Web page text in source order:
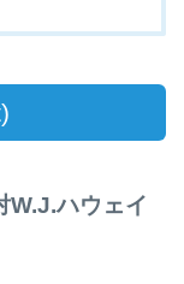
W.J.ハウェイ